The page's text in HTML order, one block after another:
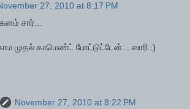
27, 2010 at 8:17 PM
சார்...
முதல் காமெண்ட் போட்டுட்டேன்... ஸாரி..)
November 27, 2010 at 8:22 PM